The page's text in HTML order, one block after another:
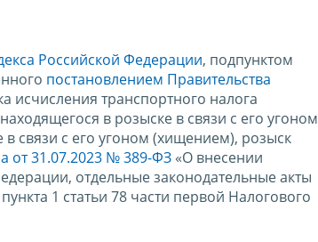
Российской Федерации, подпунктом
постановлением Правительства
исчисления транспортного налога
в розыске в связи с его угоном
связи с его угоном (хищением), розыск
от 31.07.2023 № 389-ФЗ «О внесении
отдельные законодательные акты
1 статьи 78 части первой Налогового